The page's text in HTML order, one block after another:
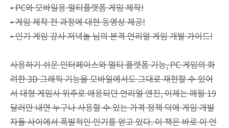
• PC와 모바일용 멀티플랫폼 게임 제작!
• 게임 제작 전 과정에 대한 동영상 제공!
• 인기 게임 강사 저녁놀 님의 본격 언리얼 게임 개발 가이드!
사용하기 쉬운 인터페이스와 멀티 플랫폼 기능, PC 게임의 화
려한 3D 그래픽 기능을 모바일에서도 그대로 재현할 수 있어
서 대형 게임사 위주로 애용되던 언리얼 엔진, 이제는 매월 19
달러만 내면 누구나 사용할 수 있는 가격 정책 덕에 게임 개발
자들 사이에서 폭발적인 인기를 얻고 있다. 이 책은 바로 이 언